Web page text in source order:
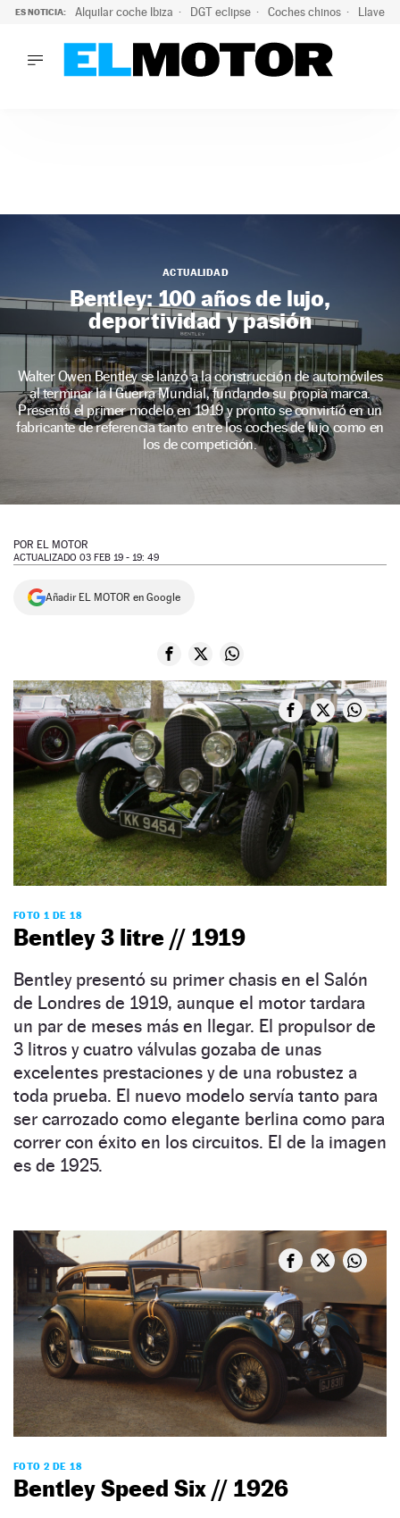
ES NOTICIA: Alquilar coche Ibiza DGT eclipse Coches chinos Llaves
TECNOLOGÍA
MOTORTV
SERVICIOS
NEWSLETTER
ACTUALIDAD
Bentley: 100 años de lujo,
deportividad y pasión
Walter Owen Bentley se lanzó a la construcción de automóviles
al terminar la I Guerra Mundial, fundando su propia marca.
Presentó el primer modelo en 1919 y pronto se convirtió en un
fabricante de referencia tanto entre los coches de lujo como en
los de competición.
POR EL MOTOR
ACTUALIZADO 03 FEB 19 - 19: 49
Añadir EL MOTOR en Google
FOTO 1 DE 18
Bentley 3 litre // 1919
Bentley presentó su primer chasis en el Salón
de Londres de 1919, aunque el motor tardara
un par de meses más en llegar. El propulsor de
3 litros y cuatro válvulas gozaba de unas
excelentes prestaciones y de una robustez a
toda prueba. El nuevo modelo servía tanto para
ser carrozado como elegante berlina como para
correr con éxito en los circuitos. El de la imagen
es de 1925.
FOTO 2 DE 18
Bentley Speed Six // 1926